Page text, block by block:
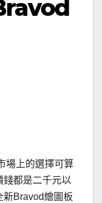
場上的選擇可算
錢都是二千元以
新Bravod繪圖板